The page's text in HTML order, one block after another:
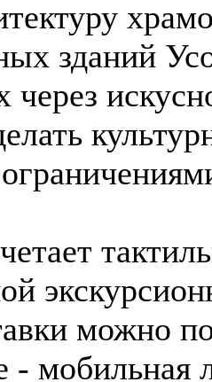
зданий
через
можно
- мобильная